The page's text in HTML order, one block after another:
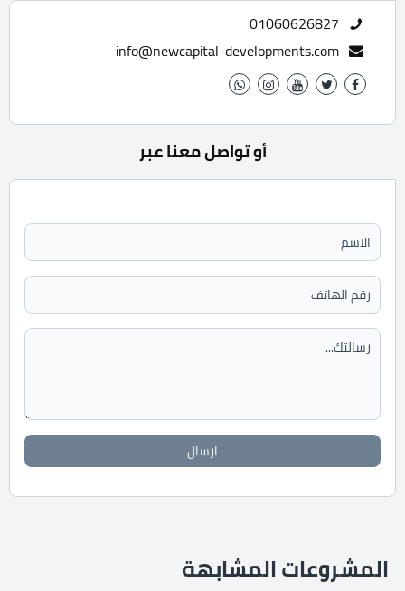
01060626827
info@newcapital-developments.com
أو تواصل معنا عبر
ارسال
المشروعات المشابهة